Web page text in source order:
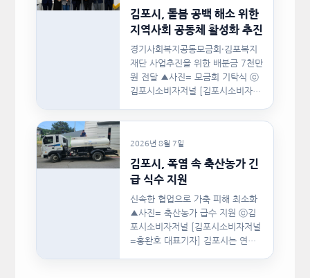
김포시, 돌봄 공백 해소 위한
지역사회 공동체 활성화 추진
경기사회복지공동모금회·김포복지
재단 사업추진을 위한 배분금 7천만
원 전달 ▲사진= 모금회 기탁식 ⓒ
김포시소비자저널 [김포시소비자저
기사회복지공동모금회, 김포복지재
2026년 8월 7일
김포시, 폭염 속 축산농가 긴
급 식수 지원
신속한 협업으로 가축 피해 최소화
▲사진= 축산농가 급수 지원 ⓒ김
포시소비자저널 [김포시소비자저널
=홍완호 대표기자] 김포시는 연일